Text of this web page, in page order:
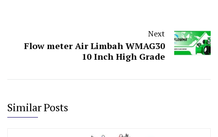
Next
Flow meter Air Limbah WMAG30
10 Inch High Grade
Similar Posts